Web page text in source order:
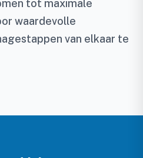
tot maximale
waardevolle
van elkaar te